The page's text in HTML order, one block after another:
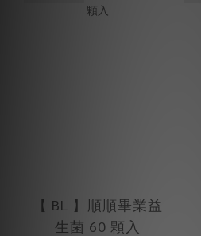
【 BL 】順順畢業益
生菌 60 顆入